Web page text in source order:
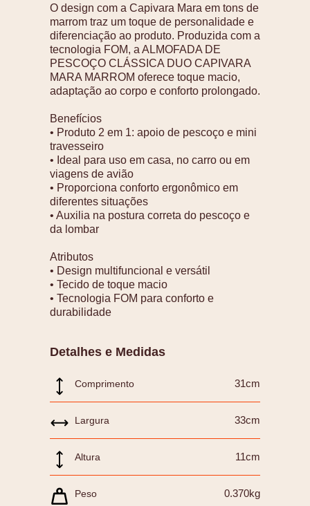
O design com a Capivara Mara em tons de
marrom traz um toque de personalidade e
diferenciação ao produto. Produzida com a
tecnologia FOM, a ALMOFADA DE
PESCOÇO CLÁSSICA DUO CAPIVARA
MARA MARROM oferece toque macio,
adaptação ao corpo e conforto prolongado.
Benefícios
• Produto 2 em 1: apoio de pescoço e mini
travesseiro
• Ideal para uso em casa, no carro ou em
viagens de avião
• Proporciona conforto ergonômico em
diferentes situações
• Auxilia na postura correta do pescoço e
da lombar
Atributos
• Design multifuncional e versátil
• Tecido de toque macio
• Tecnologia FOM para conforto e
durabilidade
Detalhes e Medidas
Comprimento 31cm
Largura 33cm
Altura 11cm
Peso 0.370kg